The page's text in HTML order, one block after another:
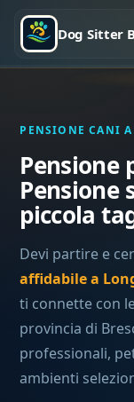
Dog Sitter
PENSIONE CANI
Pensione
Pensione
piccola
Devi partire e
affidabile a
ti connette con
provincia di
professionali,
ambienti